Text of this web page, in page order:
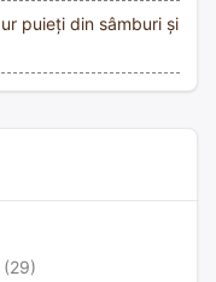
puieți din sâmburi și
(29)